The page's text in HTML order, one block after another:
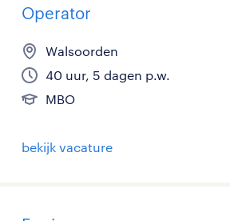
Operator
Walsoorden
40 uur, 5 dagen p.w.
MBO
bekijk vacature